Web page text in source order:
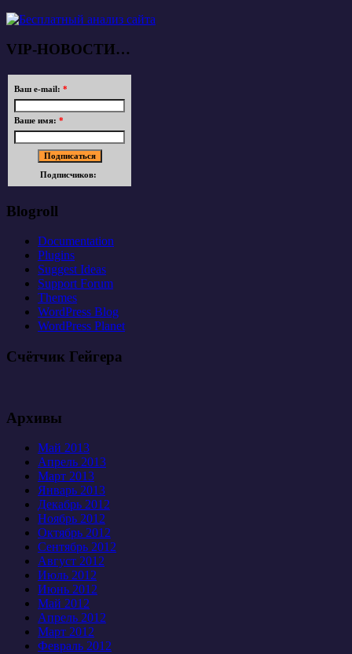
VIP-НОВОСТИ…
Ваш e-mail: *
Ваше имя: *
Подписчиков:
Blogroll
Documentation
Plugins
Suggest Ideas
Support Forum
Themes
WordPress Blog
WordPress Planet
Счётчик Гейгера
Архивы
Май 2013
Апрель 2013
Март 2013
Январь 2013
Декабрь 2012
Ноябрь 2012
Октябрь 2012
Сентябрь 2012
Август 2012
Июль 2012
Июнь 2012
Май 2012
Апрель 2012
Март 2012
Февраль 2012